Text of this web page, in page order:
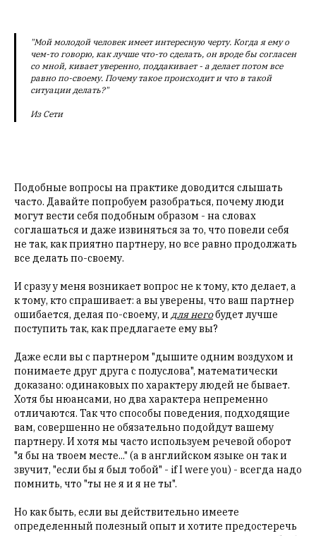
"Мой молодой человек имеет интересную черту. Когда я ему о
чем-то говорю, как лучше что-то сделать, он вроде бы согласен
со мной, кивает уверенно, поддакивает - а делает потом все
равно по-своему. Почему такое происходит и что в такой
ситуации делать?"
Из Сети
Подобные вопросы на практике доводится слышать
часто. Давайте попробуем разобраться, почему люди
могут вести себя подобным образом - на словах
соглашаться и даже извиняться за то, что повели себя
не так, как приятно партнеру, но все равно продолжать
все делать по-своему.
И сразу у меня возникает вопрос не к тому, кто делает, а
к тому, кто спрашивает: а вы уверены, что ваш партнер
ошибается, делая по-своему, и для негобудет лучше
поступить так, как предлагаете ему вы?
Даже если вы с партнером "дышите одним воздухом и
понимаете друг друга с полуслова", математически
доказано: одинаковых по характеру людей не бывает.
Хотя бы нюансами, но два характера непременно
отличаются. Так что способы поведения, подходящие
вам, совершенно не обязательно подойдут вашему
партнеру. И хотя мы часто используем речевой оборот
"я бы на твоем месте..." (а в английском языке он так и
звучит, "если бы я был тобой" - if I were you) - всегда надо
помнить, что "ты не я и я не ты".
Но как быть, если вы действительно имеете
определенный полезный опыт и хотите предостеречь